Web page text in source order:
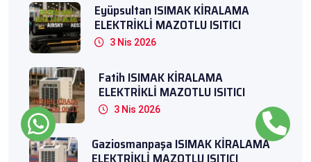
Eyüpsultan ISIMAK KİRALAMA
ELEKTRİKLİ MAZOTLU ISITICI
3 Nis 2026
Fatih ISIMAK KİRALAMA
ELEKTRİKLİ MAZOTLU ISITICI
3 Nis 2026
Gaziosmanpaşa ISIMAK KİRALAMA